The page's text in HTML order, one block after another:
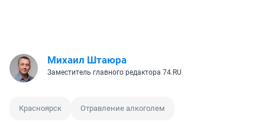
Михаил Штаюра
Заместитель главного редактора 74.RU
Красноярск Отравление алкоголем